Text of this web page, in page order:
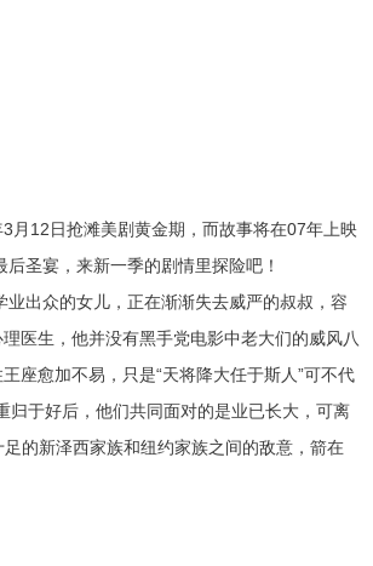
月12日抢滩美剧黄金期，而故事将在07年上映
圣宴，来新一季的剧情里探险吧！
出众的女儿，正在渐渐失去威严的叔叔，容
医生，他并没有黑手党电影中老大们的威风八
座愈加不易，只是“天将降大任于斯人”可不代
于好后，他们共同面对的是业已长大，可离
的新泽西家族和纽约家族之间的敌意，箭在